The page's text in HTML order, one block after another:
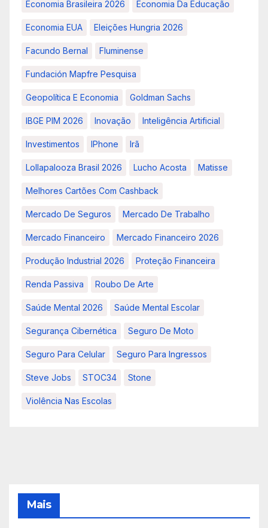
Economia Brasileira 2026 Economia Da Educação
Economia EUA Eleições Hungria 2026
Facundo Bernal Fluminense
Fundación Mapfre Pesquisa
Geopolítica E Economia Goldman Sachs
IBGE PIM 2026 Inovação Inteligência Artificial
Investimentos IPhone Irã
Lollapalooza Brasil 2026 Lucho Acosta Matisse
Melhores Cartões Com Cashback
Mercado De Seguros Mercado De Trabalho
Mercado Financeiro Mercado Financeiro 2026
Produção Industrial 2026 Proteção Financeira
Renda Passiva Roubo De Arte
Saúde Mental 2026 Saúde Mental Escolar
Segurança Cibernética Seguro De Moto
Seguro Para Celular Seguro Para Ingressos
Steve Jobs STOC34 Stone
Violência Nas Escolas
Mais